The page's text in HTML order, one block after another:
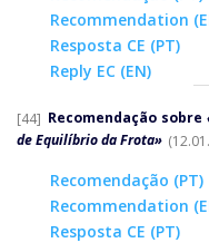
Recommendation
Resposta CE (PT)
Reply EC (EN)
[44] Recomendação sobre
de Equilíbrio da Frota»
Recomendação (PT)
Recommendation
Resposta CE (PT)